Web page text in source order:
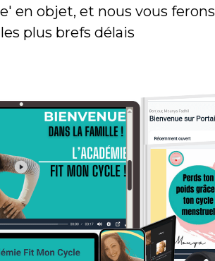
en objet, et nous vous ferons
plus brefs délais